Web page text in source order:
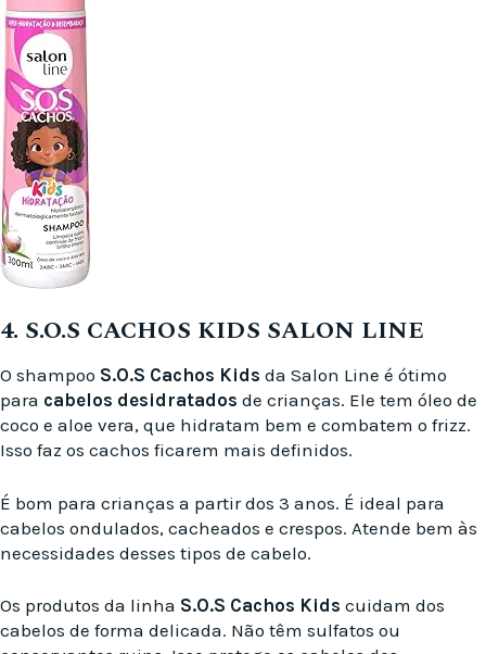
4. S.O.S CACHOS KIDS SALON LINE
O shampoo S.O.S Cachos Kids da Salon Line é ótimo
para cabelos desidratados de crianças. Ele tem óleo de
coco e aloe vera, que hidratam bem e combatem o frizz.
Isso faz os cachos ficarem mais definidos.
É bom para crianças a partir dos 3 anos. É ideal para
cabelos ondulados, cacheados e crespos. Atende bem às
necessidades desses tipos de cabelo.
Os produtos da linha S.O.S Cachos Kids cuidam dos
cabelos de forma delicada. Não têm sulfatos ou